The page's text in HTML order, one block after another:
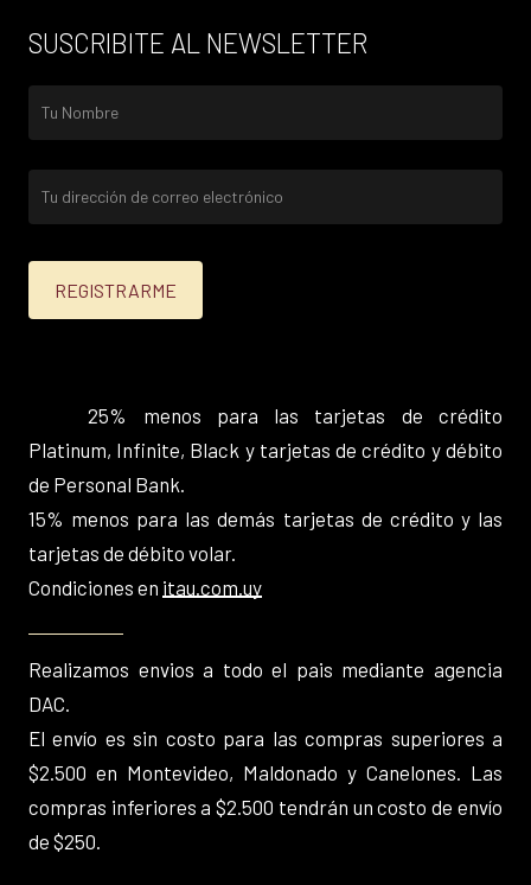
SUSCRIBITE AL NEWSLETTER
25% menos para las tarjetas de crédito
Platinum, Infinite, Black y tarjetas de crédito y débito
de Personal Bank.
15% menos para las demás tarjetas de crédito y las
tarjetas de débito volar.
Condiciones en itau.com.uy
Realizamos envios a todo el pais mediante agencia
DAC.
El envío es sin costo para las compras superiores a
$2.500 en Montevideo, Maldonado y Canelones. Las
compras inferiores a $2.500 tendrán un costo de envío
de $250.